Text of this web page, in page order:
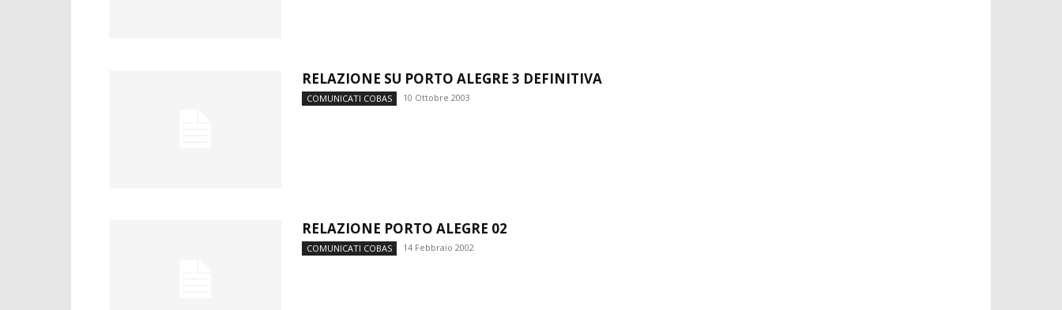
RELAZIONE SU PORTO ALEGRE 3 DEFINITIVA
COMUNICATI COBAS 10 Ottobre 2003
RELAZIONE PORTO ALEGRE 02
COMUNICATI COBAS 14 Febbraio 2002